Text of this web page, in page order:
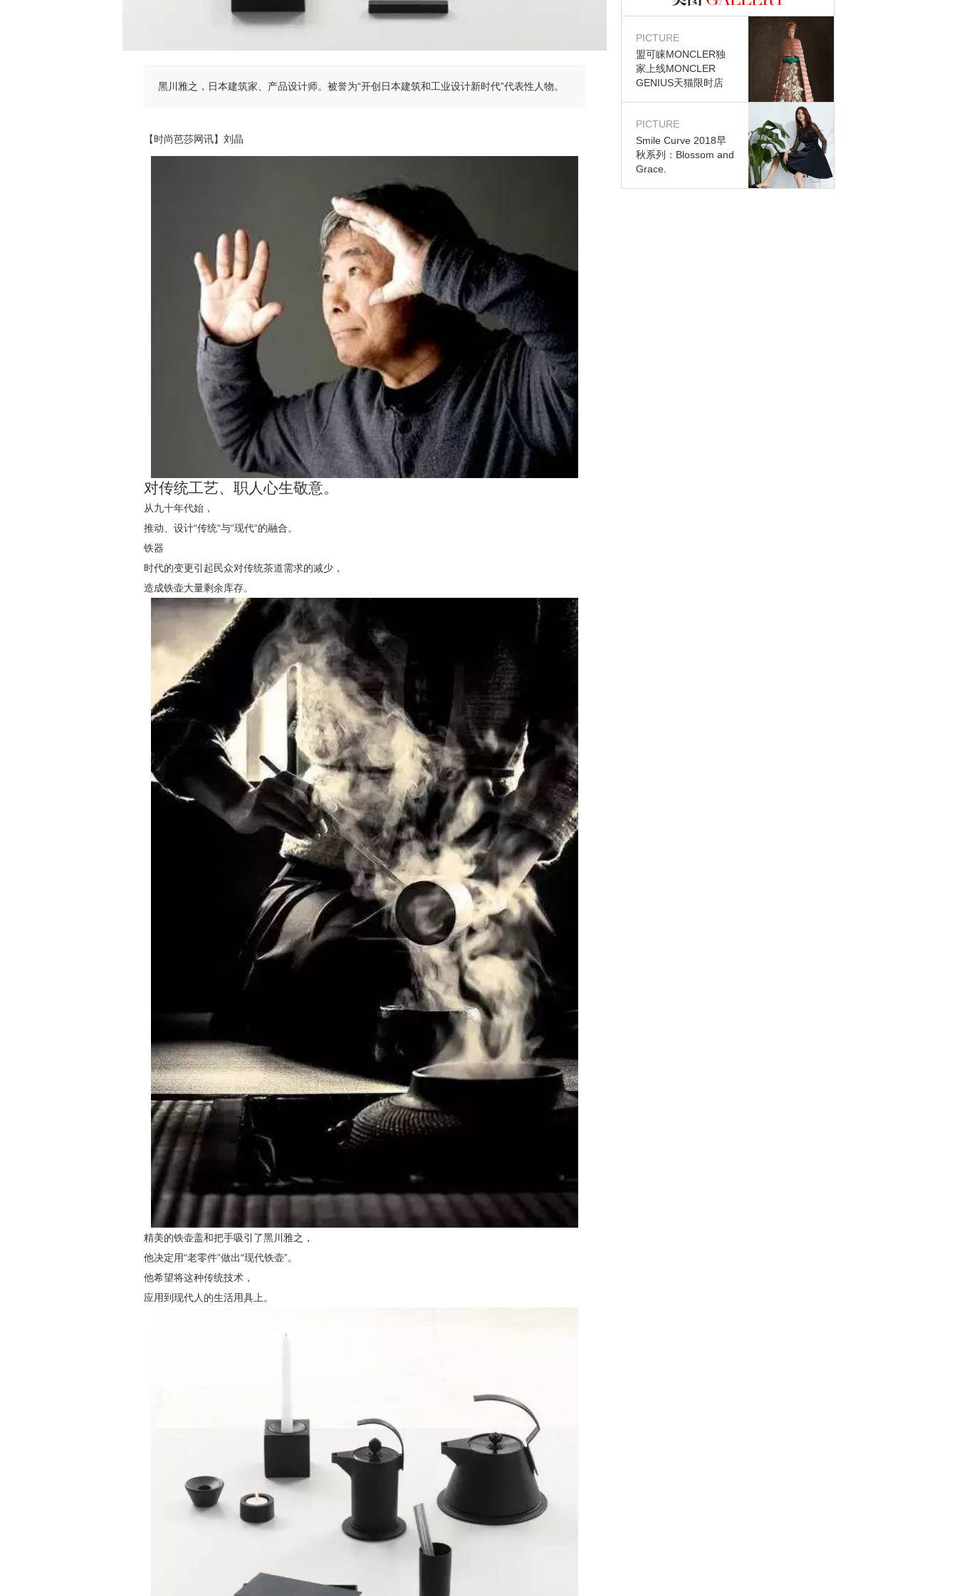
黑川雅之，日本建筑家、产品设计师。被誉为“开创日本建筑和工业设计新时代”代表性人物。
【时尚芭莎网讯】刘晶
对传统工艺、职人心生敬意。
从九十年代始，
推动、设计“传统“与“现代“的融合。
铁器
时代的变更引起民众对传统茶道需求的减少，
造成铁壶大量剩余库存。
精美的铁壶盖和把手吸引了黑川雅之，
他决定用“老零件”做出“现代铁壶”。
他希望将这种传统技术，
应用到现代人的生活用具上。
图库
PICTURE
盟可睐MONCLER独
家上线MONCLER
GENIUS天猫限时店
PICTURE
Smile Curve 2018早
秋系列：Blossom and
Grace.